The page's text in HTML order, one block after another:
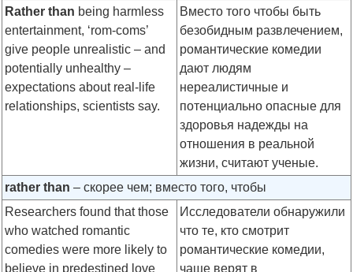
Rather than being harmless
entertainment, ‘rom-coms’
give people unrealistic – and
potentially unhealthy –
expectations about real-life
relationships, scientists say.
Вместо того чтобы быть
безобидным развлечением,
романтические комедии
дают людям
нереалистичные и
потенциально опасные для
здоровья надежды на
отношения в реальной
жизни, считают ученые.
rather than – скорее чем; вместо того, чтобы
Researchers found that those
who watched romantic
comedies were more likely to
believe in predestined love
Исследователи обнаружили
что те, кто смотрит
романтические комедии,
чаще верят в